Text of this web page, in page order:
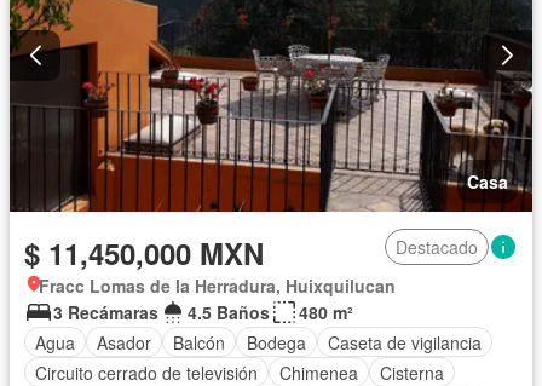
Casa
$ 11,450,000 MXN
Destacado
Fracc Lomas de la Herradura, Huixquilucan
3 Recámaras
4.5 Baños
480 m²
Agua
Asador Balcón Bodega
Caseta de vigilancia
Circuito cerrado de televisión
Chimenea
Cisterna